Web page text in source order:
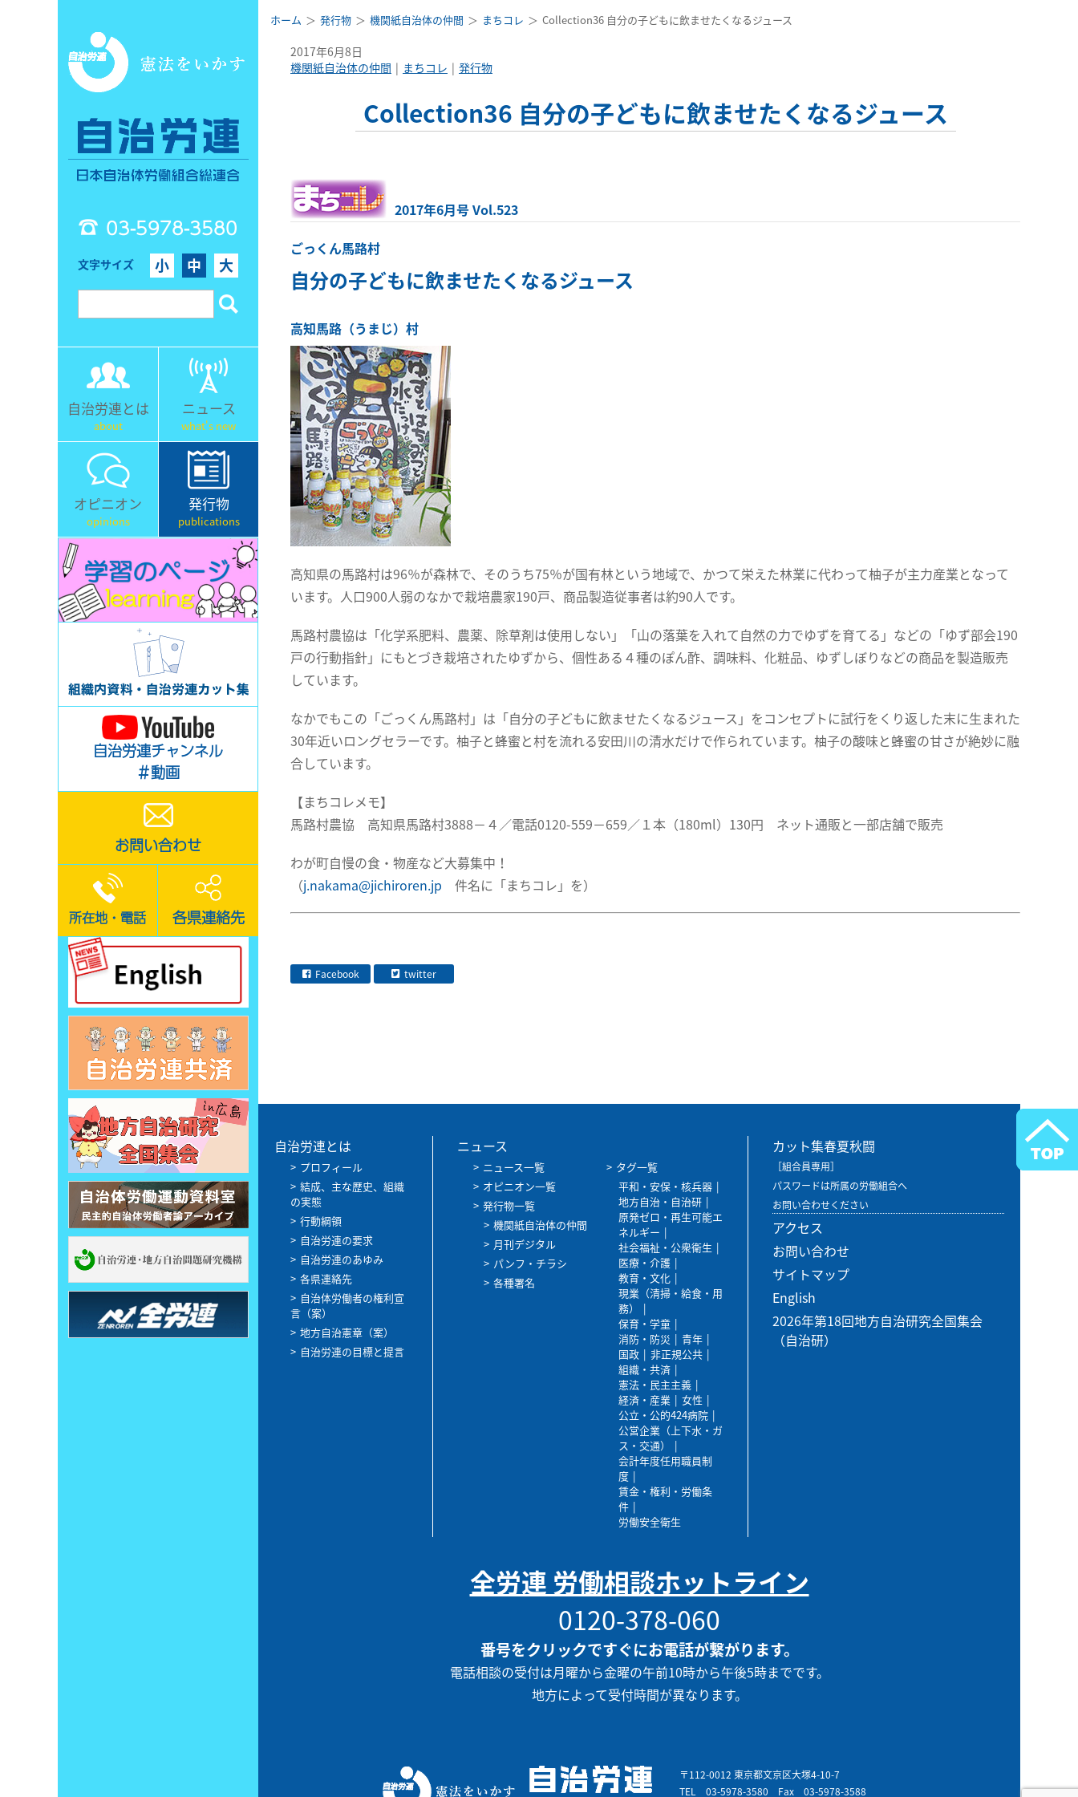
03-5978-3580
文字サイズ 小 中 大
自治労連とは
about
ニュース
what's new
オピニオン
opinions
発行物
publications
自治労連チャンネル
＃動画
お問い合わせ
所在地・電話 各県連絡先
ホーム 発行物 機関紙自治体の仲間 まちコレ Collection36 自分の子どもに飲ませたくなるジュース
2017年6月8日
機関紙自治体の仲間
まちコレ 発行物
Collection36 自分の子どもに飲ませたくなるジュース
2017年6月号 Vol.523
ごっくん馬路村
自分の子どもに飲ませたくなるジュース
高知馬路（うまじ）村
高知県の馬路村は96％が森林で、そのうち75％が国有林という地域で、かつて栄えた林業に代わって柚子が主力産業となって
います。人口900人弱のなかで栽培農家190戸、商品製造従事者は約90人です。
馬路村農協は「化学系肥料、農薬、除草剤は使用しない」「山の落葉を入れて自然の力でゆずを育てる」などの「ゆず部会190
戸の行動指針」にもとづき栽培されたゆずから、個性ある４種のぽん酢、調味料、化粧品、ゆずしぼりなどの商品を製造販売
しています。
なかでもこの「ごっくん馬路村」は「自分の子どもに飲ませたくなるジュース」をコンセプトに試行をくり返した末に生まれた
30年近いロングセラーです。柚子と蜂蜜と村を流れる安田川の清水だけで作られています。柚子の酸味と蜂蜜の甘さが絶妙に融
合しています。
【まちコレメモ】
馬路村農協 高知県馬路村3888－４／電話0120-559－659／１本（180ml）130円 ネット通販と一部店舗で販売
わが町自慢の食・物産など大募集中！
（j.nakama@jichiroren.jp 件名に「まちコレ」を）
Facebook twitter
自治労連とは
プロフィール
結成、主な歴史、組織
の実態
行動綱領
自治労連の要求
自治労連のあゆみ
各県連絡先
自治体労働者の権利宣
言（案）
地方自治憲章（案）
自治労連の目標と提言
ニュース
ニュース一覧
オピニオン一覧
発行物一覧
機関紙自治体の仲間
月刊デジタル
パンフ・チラシ
各種署名
タグ一覧
平和・安保・核兵器
地方自治・自治研
原発ゼロ・再生可能エ
ネルギー
社会福祉・公衆衛生
医療・介護
教育・文化
現業（清掃・給食・用
務）
保育・学童
消防・防災
青年
国政
非正規公共
組織・共済
憲法・民主主義
経済・産業
女性
公立・公的424病院
公営企業（上下水・ガ
ス・交通）
会計年度任用職員制
度
賃金・権利・労働条
件
労働安全衛生
カット集春夏秋闘
［組合員専用］
パスワードは所属の労働組合へ
お問い合わせください
アクセス
お問い合わせ
サイトマップ
English
2026年第18回地方自治研究全国集会
（自治研）
全労連 労働相談ホットライン
0120-378-060
番号をクリックですぐにお電話が繋がります。
電話相談の受付は月曜から金曜の午前10時から午後5時までです。
地方によって受付時間が異なります。
〒112-0012 東京都文京区大塚4-10-7
TEL 03-5978-3580 Fax 03-5978-3588